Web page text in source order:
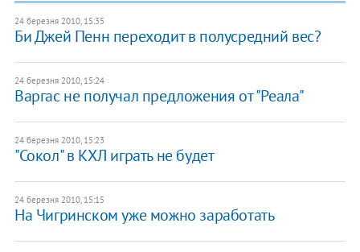
24 березня 2010, 15:35
Би Джей Пенн переходит в полусредний вес?
24 березня 2010, 15:24
Варгас не получал предложения от "Реала"
24 березня 2010, 15:23
"Сокол" в КХЛ играть не будет
24 березня 2010, 15:15
На Чигринском уже можно заработать